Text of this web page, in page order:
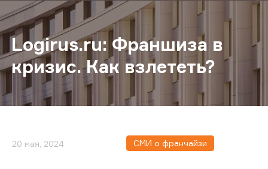
Logirus.ru: Франшиза в
кризис. Как взлететь?
20 мая, 2024 СМИ о франчайзи